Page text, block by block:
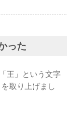
った
王」という文字
取り上げまし